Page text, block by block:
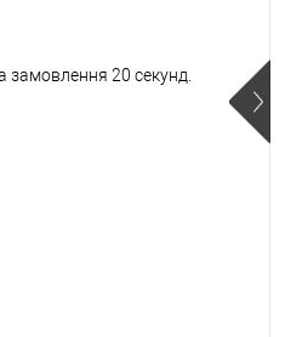
замовлення 20 секунд.